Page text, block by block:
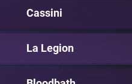
Cassini
La Legion